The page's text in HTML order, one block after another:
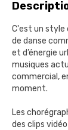
C'est un style
de danse
et d’énergie
musiques
commercial,
moment.
Les
des clips vidéo